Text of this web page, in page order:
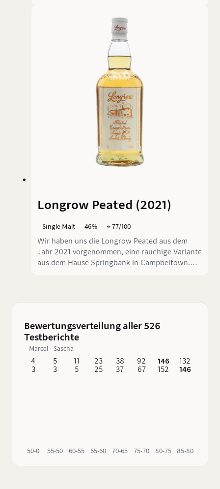
geologischen Expedition ein, bei der jeder
Schluck wie ein aufgeschlagenes
Geschichtsbuch schmeckt. Der Name "Tidal
Churn" ist dabei Programm. Tidal Churn
beschreibt das wilde Aufwühlen des Meeres
durch die Gezeiten – genau das, was dieser
Whisky im Glas und später im Gaumen
Longrow Peated (2021)
Single Malt 46% ⭐️ 77/100
Wir haben uns die Longrow Peated aus dem
Jahr 2021 vorgenommen, eine rauchige Variante
aus dem Hause Springbank in Campbeltown.
Bewertungsverteilung aller 526
Testberichte
Marcel Sascha
4
3
50-0
5
3
55-50
11
5
60-55
23
25
65-60
38
37
70-65
92
67
75-70
146
152
80-75
132
146
85-80